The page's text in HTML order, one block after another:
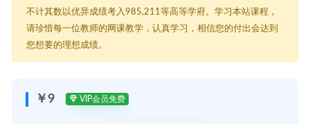
不计其数以优异成绩考入985,211等高等学府。学习本站课程，
请珍惜每一位教师的网课教学，认真学习，相信您的付出会达到
您想要的理想成绩。
￥9 VIP会员免费